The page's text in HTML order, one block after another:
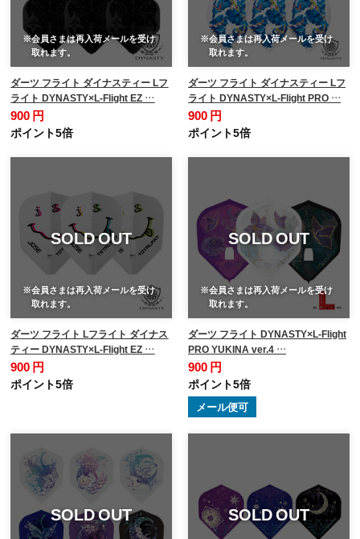
※会員さまは再入荷メールを受け
取れます。
ダーツ フライト ダイナスティー Lフ
ライト DYNASTY×L-Flight EZ …
900 円
ポイント5倍
※会員さまは再入荷メールを受け
取れます。
ダーツ フライト ダイナスティー Lフ
ライト DYNASTY×L-Flight PRO …
900 円
ポイント5倍
SOLD OUT
※会員さまは再入荷メールを受け
取れます。
ダーツ フライト Lフライト ダイナス
ティー DYNASTY×L-Flight EZ …
900 円
ポイント5倍
SOLD OUT
※会員さまは再入荷メールを受け
取れます。
ダーツ フライト DYNASTY×L-Flight
PRO YUKINA ver.4 …
900 円
ポイント5倍
メール便可
SOLD OUT SOLD OUT